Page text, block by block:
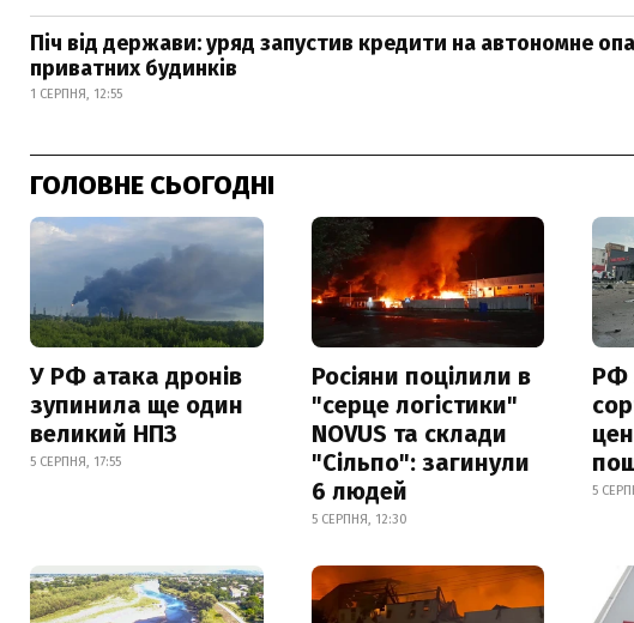
Піч від держави: уряд запустив кредити на автономне
приватних будинків
1 СЕРПНЯ, 12:55
ГОЛОВНЕ СЬОГОДНІ
У РФ атака дронів
зупинила ще один
великий НПЗ
5 СЕРПНЯ, 17:55
Росіяни поцілили в
"серце логістики"
NOVUS та склади
"Сільпо": загинули
6 людей
5 СЕРПНЯ, 12:30
РФ
5